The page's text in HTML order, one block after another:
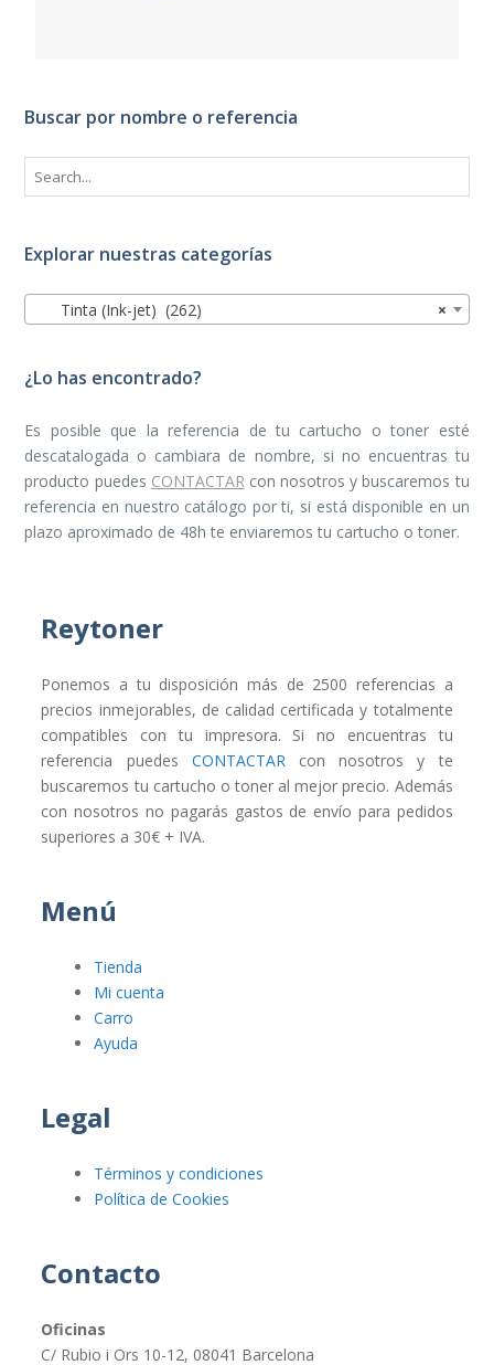
Buscar por nombre o referencia
Explorar nuestras categorías
×
Tinta (Ink-jet) (262)
¿Lo has encontrado?
Es posible que la referencia de tu cartucho o toner esté
descatalogada o cambiara de nombre, si no encuentras tu
producto puedes CONTACTARcon nosotros y buscaremos tu
referencia en nuestro catálogo por ti, si está disponible en un
plazo aproximado de 48h te enviaremos tu cartucho o toner.
Reytoner
Ponemos a tu disposición más de 2500 referencias a
precios inmejorables, de calidad certificada y totalmente
compatibles con tu impresora. Si no encuentras tu
referencia puedes CONTACTARcon nosotros y te
buscaremos tu cartucho o toner al mejor precio. Además
con nosotros no pagarás gastos de envío para pedidos
superiores a 30€ + IVA.
Menú
Tienda
Mi cuenta
Carro
Ayuda
Legal
Términos y condiciones
Política de Cookies
Contacto
Oficinas
C/ Rubio i Ors 10-12, 08041 Barcelona